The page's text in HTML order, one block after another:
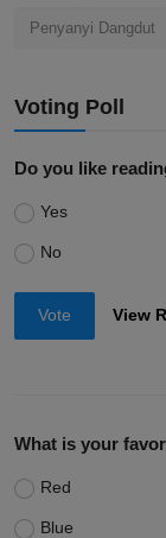
Penyanyi Dangdut
Voting Poll
Do you like
Yes
No
Vote View
What is your
Red
Blue